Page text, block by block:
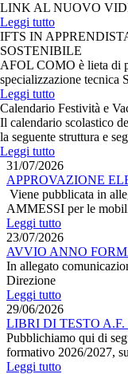
LINK AL NUOVO
Leggi tutto
IFTS IN
SOSTENIBILE
AFOL COMO è lieta di
specializzazione
Leggi tutto
Calendario Festività e
Il calendario scolastico
la seguente struttura e
Leggi tutto
31/07/2026
APPROVAZIONE
Viene pubblicata in
AMMESSI per le
Leggi tutto
23/07/2026
AVVIO ANNO
In allegato
Direzione
Leggi tutto
29/06/2026
LIBRI DI TESTO A.F.
Pubblichiamo qui di
formativo 2026/2027,
Leggi tutto